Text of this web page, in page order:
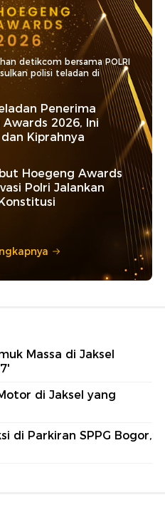
detikcom bersama POLRI
polisi teladan di
Penerima
2026, Ini
Kiprahnya
Hoegeng Awards
Polri Jalankan
Massa di Jaksel
di Jaksel yang
di Parkiran SPPG Bogor,